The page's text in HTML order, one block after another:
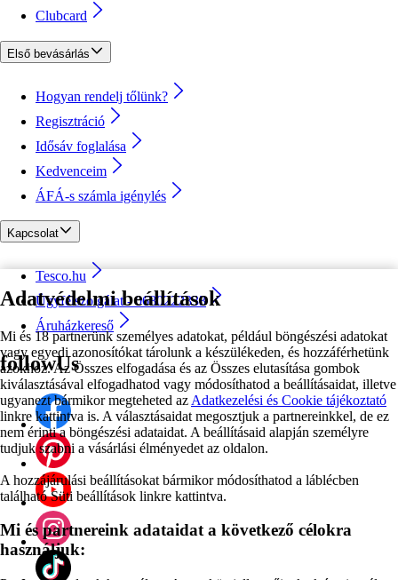
Adatvédelmi beállítások
Mi és 18 partnerünk személyes adatokat, például böngészési adatokat
vagy egyedi azonosítókat tárolunk a készülékeden, és hozzáférhetünk
azokhoz. Az Összes elfogadása és az Összes elutasítása gombok
kiválasztásával elfogadhatod vagy módosíthatod a beállításaidat, illetve
ugyanezt bármikor megteheted az Adatkezelési és Cookie tájékoztató
linkre kattintva is. A választásaidat megosztjuk a partnereinkkel, de ez
nem érinti a böngészési adataidat. A beállításaid alapján személyre
tudjuk szabni a vásárlási élményedet az oldalon.
A hozzájárulási beállításokat bármikor módosíthatod a láblécben
található Süti beállítások linkre kattintva.
Mi és partnereink adataidat a következő célokra
használjuk:
Clubcard
Első bevásárlás
Hogyan rendelj tőlünk?
Regisztráció
Idősáv foglalása
Kedvenceim
ÁFÁ-s számla igénylés
Kapcsolat
Tesco.hu
Ügyfélszolgálat - 0680222333
Áruházkereső
followUs